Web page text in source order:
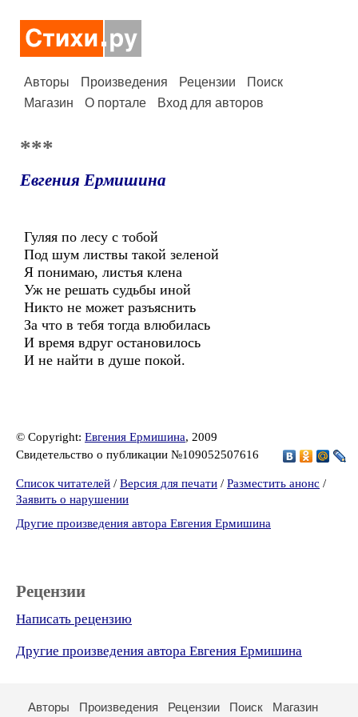
Авторы Произведения Рецензии
Поиск
Магазин
О портале Вход для авторов
***
Евгения Ермишина
Гуляя по лесу с тобой
Под шум листвы такой зеленой
Я понимаю, листья клена
Уж не решать судьбы иной
Никто не может разъяснить
За что в тебя тогда влюбилась
И время вдруг остановилось
И не найти в душе покой.
© Copyright: Евгения Ермишина, 2009
Свидетельство о публикации №109052507616
Список читателей / Версия для печати / Разместить анонс /
Заявить о нарушении
Другие произведения автора Евгения Ермишина
Рецензии
Написать рецензию
Другие произведения автора Евгения Ермишина
Авторы Произведения Рецензии Поиск
Магазин